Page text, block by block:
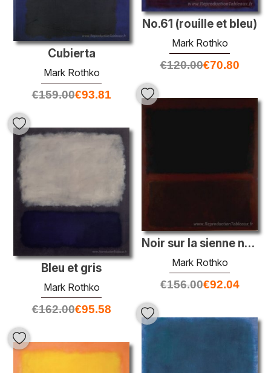
No.61 (rouille et bleu)
Mark Rothko
€120.00€70.80
Cubierta
Mark Rothko
€159.00€93.81
Noir sur la sienne noire sur violet
Mark Rothko
€156.00€92.04
Bleu et gris
Mark Rothko
€162.00€95.58